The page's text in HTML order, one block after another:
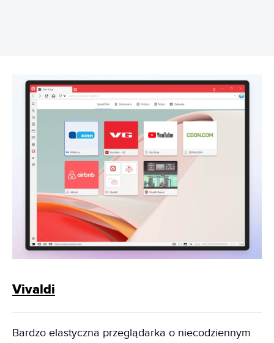
Vivaldi
Bardzo elastyczna przeglądarka o niecodziennym